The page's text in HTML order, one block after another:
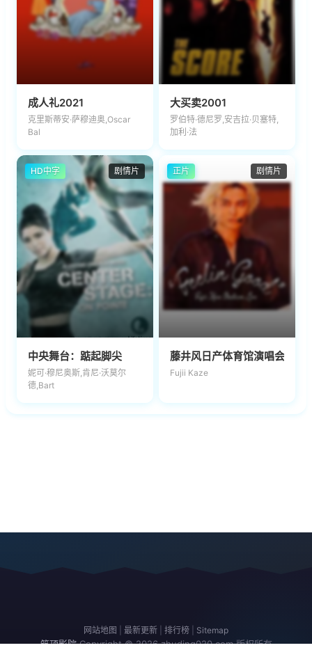
成人礼2021
克里斯蒂安·萨穆迪奥,Oscar
Bal
大买卖2001
罗伯特·德尼罗,安吉拉·贝塞特,
加利·法
剧情片
HD中字
中央舞台：踮起脚尖
妮可·穆尼奥斯,肯尼·沃莫尔
德,Bart
剧情片
正片
藤井风日产体育馆演唱会
Fujii Kaze
网站地图 最新更新 排行榜 Sitemap
筑顶影院 Copyright © 2026 zhuding020.com 版权所有